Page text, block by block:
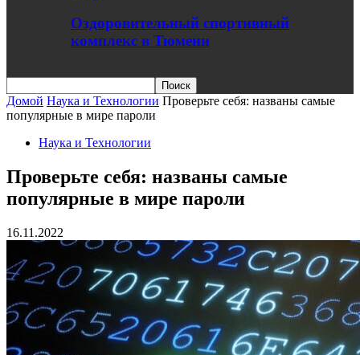
Оздоровительный спортивный
комплекс в Тюмени
Домой Наука и Технологии Проверьте себя: названы самые
популярные в мире пароли
Наука и Технологии
Проверьте себя: названы самые
популярные в мире пароли
16.11.2022